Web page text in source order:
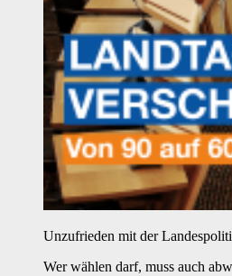
Unzufrieden mit der
Wer wählen darf, muss auch